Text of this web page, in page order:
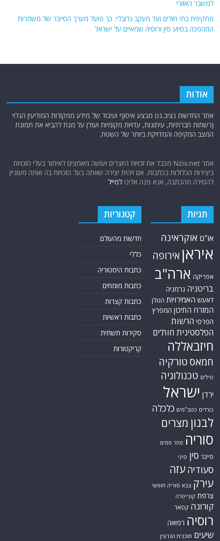
למשבר האזורי
מתקיפת בתי חולים ועד מעקב גלובלי: כך פועל מערך הסייבר של משמרות
המהפכה בסיוע סין ורוסיה שמאיים על ישראל
אודות
אתר החדשות נציב.נט מבצע איסוף ועיבוד של מידע ממקורות המודיעין הגלוי
(רשתות חברתיות, עיתונות, עדויות מקומיות ועוד) על מנת להביא את תמונת
המצב המקיפה והמדויקת ביותר של השטח.
אתר Nziv.net מכבד את זכויות היוצרים ועושה מאמצים לאיתור בעלי הזכויות
ביצירות הכלולות בכתבות. אם זיהית יצירה שאתה בעל הזכויות בה ואתה מעוניין
להסירה מהכתבה, אנא פנה אלינולמייל
תגיות
או"ם אוקראינה
איראן אירופה
אפריקה ארה"ב
בריטניה גרמניה
דאעש האמירויות הגולן
המזרח התיכון המפרץ
הפרסי הרשות
הפלסטינית חות'ים
חיזבאללה
חמאס טורקיה
טילים טכנולוגיה
ירדן ישראל
כורדים כטב"מים כלכלה
לבנון מצרים
סוריה סחר סמים
סייבר סין סיני
סעודיה עזה
עירק צבא סוריה חופשי
צרפת קונייטרה
קורונה קטאר
רוסיה רפואה
שיעים תוכנית הגרעין
קטגוריות
חדשות מהעולם
כללי
כתבות היסטוריה
כתבות מומחים
כתבות קצרות
כתבות ראשיות
סקירות תשתית
קריקטורות